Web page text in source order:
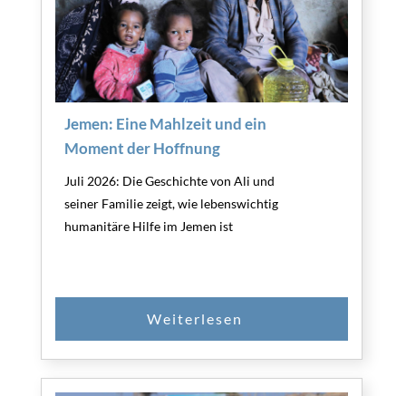
Jemen: Eine Mahlzeit und ein
Moment der Hoffnung
Juli 2026: Die Geschichte von Ali und
seiner Familie zeigt, wie lebenswichtig
humanitäre Hilfe im Jemen ist